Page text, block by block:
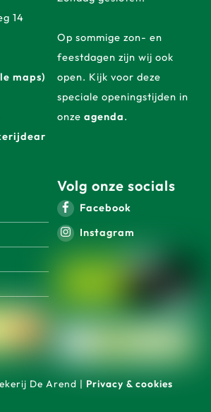
14
maps)
Op sommige zon- en
feestdagen zijn wij ook
open. Kijk voor deze
speciale openingstijden in
onzeagenda.
Volg onze socials
Facebook
Instagram
De Arend | Privacy & cookies